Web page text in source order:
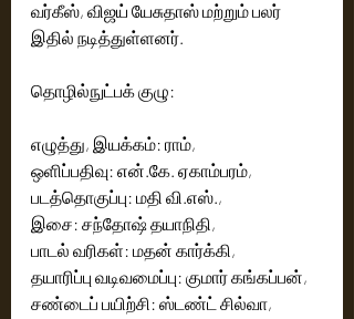
வர்கீஸ், விஜய் யேசுதாஸ் மற்றும் பலர்
இதில் நடித்துள்ளனர்.
தொழில்நுட்பக் குழு:
எழுத்து, இயக்கம்: ராம்,
ஒளிப்பதிவு: என்.கே. ஏகாம்பரம்,
படத்தொகுப்பு: மதி வி.எஸ்.,
இசை: சந்தோஷ் தயாநிதி,
பாடல் வரிகள்: மதன் கார்க்கி,
தயாரிப்பு வடிவமைப்பு: குமார் கங்கப்பன்,
சண்டைப் பயிற்சி: ஸ்டண்ட் சில்வா,